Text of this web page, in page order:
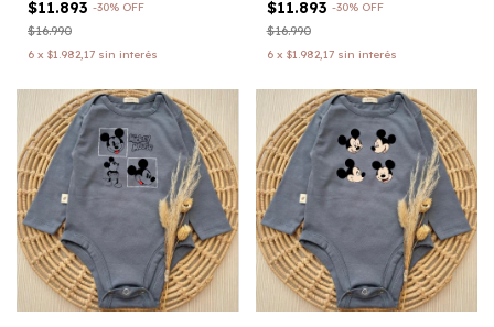
$11.893 -30% OFF
$16.990
6 x $1.982,17 sin interés
$11.893 -30% OFF
$16.990
6 x $1.982,17 sin interés